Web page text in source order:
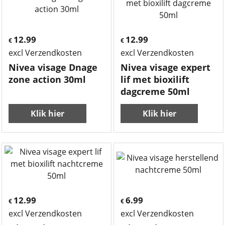
€ 12.99
excl Verzendkosten
Nivea visage Dnage
zone action 30ml
Klik hier
€ 12.99
excl Verzendkosten
Nivea visage expert
lif met bioxilift
dagcreme 50ml
Klik hier
€ 12.99
excl Verzendkosten
€6.99
excl Verzendkosten